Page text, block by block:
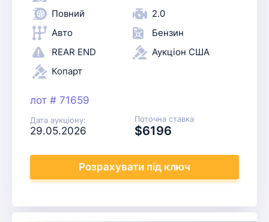
Повний
2.0
Авто
Бензин
REAR END
Аукціон США
Копарт
лот # 71659
Дата аукціону:
29.05.2026
Поточна ставка
$6196
Розрахувати під ключ